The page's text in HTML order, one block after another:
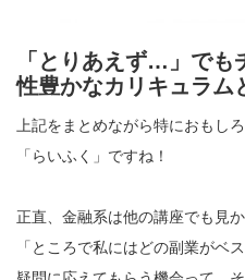
「とりあえず…」でも
性豊かなカリキュラム
上記をまとめながら特におもし
「らいふく」ですね！
正直、金融系は他の講座でも見
「ところで私にはどの副業がベ